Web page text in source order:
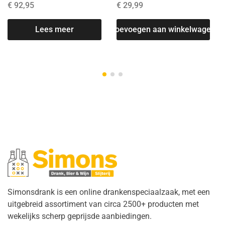
€ 92,95
Lees meer
€29,99
Toevoegen aan winkelwagen
Simonsdrank is een online drankenspeciaalzaak, met een
uitgebreid assortiment van circa 2500+ producten met
wekelijks scherp geprijsde aanbiedingen.